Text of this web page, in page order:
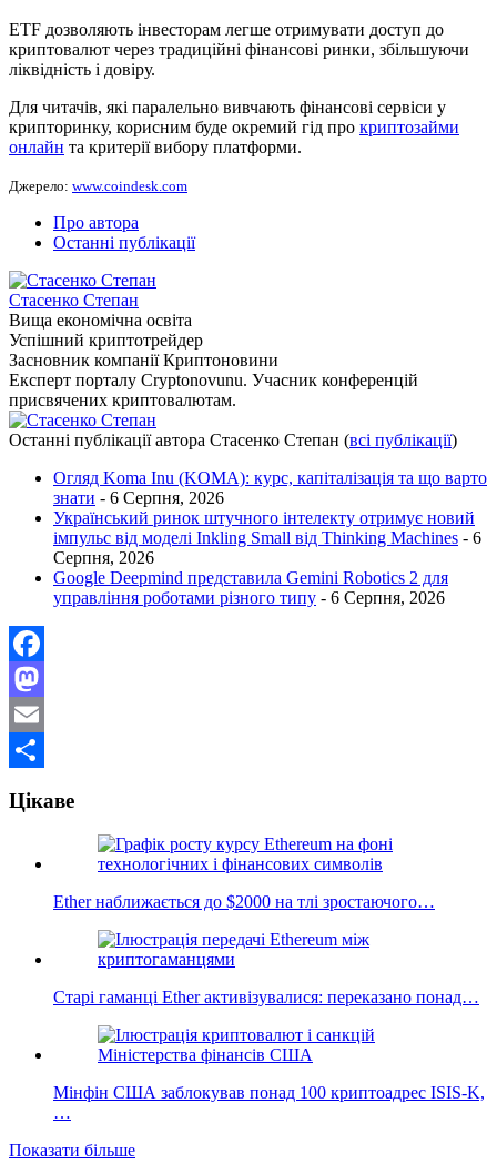
ETF дозволяють інвесторам легше отримувати доступ до
криптовалют через традиційні фінансові ринки, збільшуючи
ліквідність і довіру.
Для читачів, які паралельно вивчають фінансові сервіси у
крипторинку, корисним буде окремий гід про криптозайми
онлайн та критерії вибору платформи.
Джерело: www.coindesk.com
Про автора
Останні публікації
Стасенко Степан
Вища економічна освіта
Успішний криптотрейдер
Засновник компанії Криптоновини
Експерт порталу Cryptonovunu. Учасник конференцій
присвячених криптовалютам.
Останні публікації автора Стасенко Степан (всі публікації)
Огляд Koma Inu (KOMA): курс, капіталізація та що варто
знати - 6 Серпня, 2026
Український ринок штучного інтелекту отримує новий
імпульс від моделі Inkling Small від Thinking Machines - 6
Серпня, 2026
Google Deepmind представила Gemini Robotics 2 для
управління роботами різного типу - 6 Серпня, 2026
Facebook
Mastodon
Email
Цікаве
Ether наближається до $2000 на тлі зростаючого…
Старі гаманці Ether активізувалися: переказано понад…
Мінфін США заблокував понад 100 криптоадрес ISIS-K,
…
Показати більше